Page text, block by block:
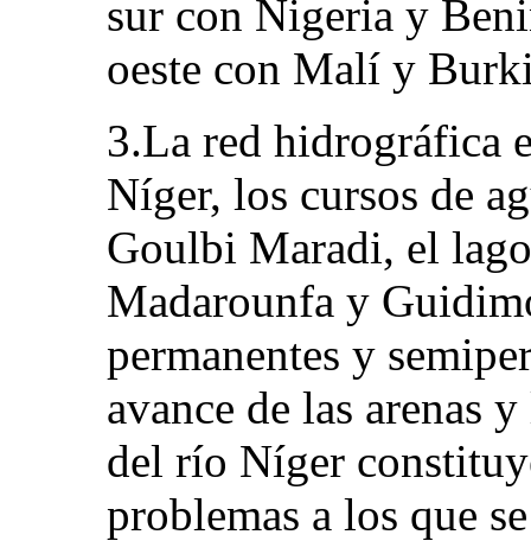
sur con Nigeria y
oeste con Malí y
3.La red hidrográfica
Níger, los cursos de
Goulbi Maradi, el
Madarounfa y
permanentes y
avance de las arenas
del río Níger
problemas a los que